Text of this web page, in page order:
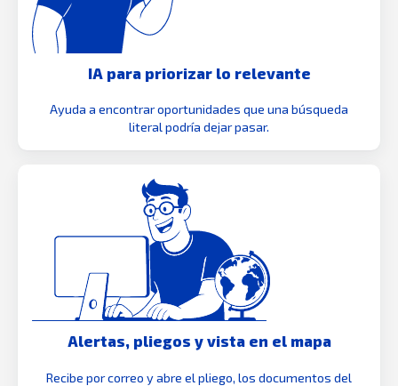
IA para priorizar lo relevante
Ayuda a encontrar oportunidades que una búsqueda
literal podría dejar pasar.
Alertas, pliegos y vista en el mapa
Recibe por correo y abre el pliego, los documentos del